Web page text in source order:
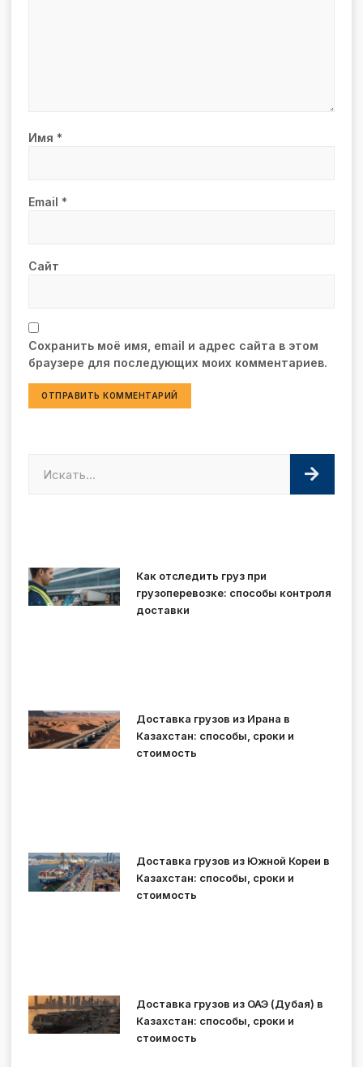
Имя *
Email *
Сайт
Сохранить моё имя, email и адрес сайта в этом
браузере для последующих моих комментариев.
Как отследить груз при
грузоперевозке: способы контроля
доставки
Доставка грузов из Ирана в
Казахстан: способы, сроки и
стоимость
Доставка грузов из Южной Кореи в
Казахстан: способы, сроки и
стоимость
Доставка грузов из ОАЭ (Дубая) в
Казахстан: способы, сроки и
стоимость